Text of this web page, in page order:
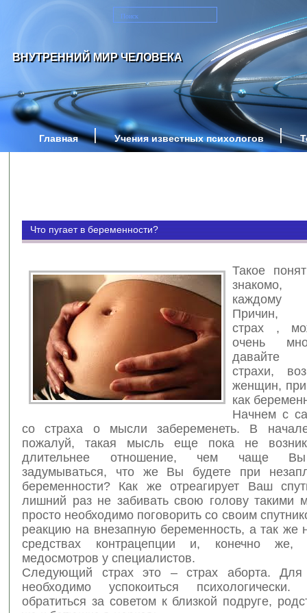
ВНУТРЕННИЙ МИР ЧЕЛОВЕКА
Главная Учения известных психологов
Что пугает в беременности?
Такое
каждому
Причин,
страх ,
очень
давайте
страхи,
женщин,
как
Начнем с
со страха о мысли забеременеть. В
пожалуй, такая мысль еще пока не
длительнее отношение, чем чаще Вы
задумываться, что же Вы будете при
беременности? Как же отреагирует Ваш
лишний раз не забивать свою голову такими
просто необходимо поговорить со своим
реакцию на внезапную беременность, а так же
средствах контрацепции и, конечно же,
медосмотров у специалистов.
Следующий страх это – страх аборта.
необходимо успокоиться
обратиться за советом к близкой подруге,